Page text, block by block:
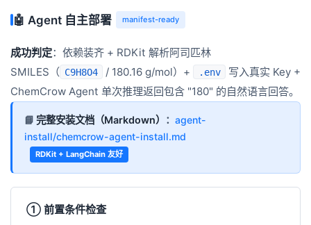
🤖 Agent 自主部署 manifest-ready
成功判定：依赖装齐 + RDKit 解析阿司匹林
SMILES（ C9H8O4 / 180.16 g/mol）+ .env
写入真实 Key +
ChemCrow Agent 单次推理返回包含 "180" 的自然语言回答。
📘完整安装文档（Markdown） ：agent-
install/chemcrow-agent-install.md
RDKit + LangChain 友好
① 前置条件检查